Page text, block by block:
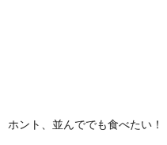
ホント、並んででも食べたい！